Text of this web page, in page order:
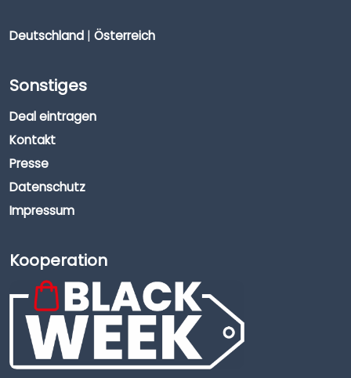
Deutschland | Österreich
Sonstiges
Deal eintragen
Kontakt
Presse
Datenschutz
Impressum
Kooperation